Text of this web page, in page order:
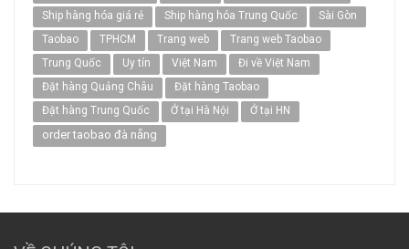
Ship hàng hóa giá rẻ
Ship hàng hóa Trung Quốc
Sài Gòn
Taobao
TPHCM Trang web
Trang web Taobao
Trung Quốc
Uy tín Việt Nam
Đi về Việt Nam
Đặt hàng Quảng Châu
Đặt hàng Taobao
Đặt hàng Trung Quốc
Ở tại Hà Nội Ở tại HN
order taobao đà nẵng